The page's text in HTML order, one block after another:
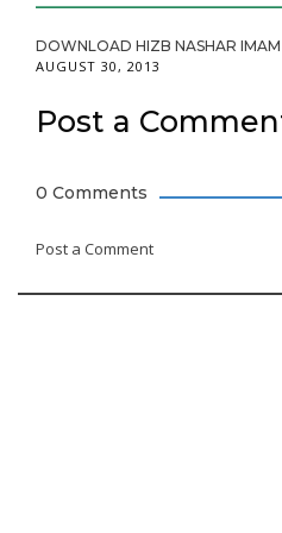
DOWNLOAD HIZB NASHAR
AUGUST 30, 2013
Post a
0 Comments
Post a Comment